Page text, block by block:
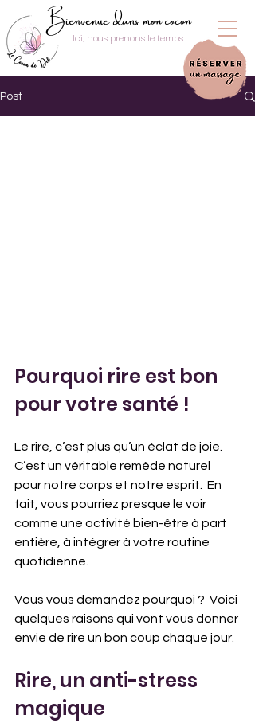
Bienvenue dans mon cocon
Ici, nous prenons le temps
Post
Pourquoi rire est bon
pour votre santé !
Le rire, c’est plus qu’un éclat de joie.
C’est un véritable remède naturel
pour notre corps et notre esprit.  En
fait, vous pourriez presque le voir
comme une activité bien-être à part
entière, à intégrer à votre routine
quotidienne.
Vous vous demandez pourquoi ?  Voici
quelques raisons qui vont vous donner
envie de rire un bon coup chaque jour.
Rire, un anti-stress
magique